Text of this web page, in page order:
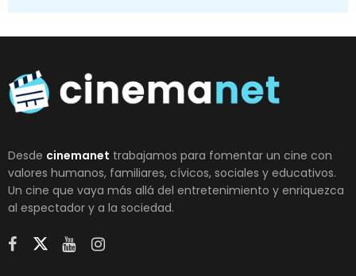
Desde cinemanet trabajamos para fomentar un cine con
valores humanos, familiares, cívicos, sociales y educativos.
Un cine que vaya más allá del entretenimiento y enriquezca
al espectador y a la sociedad.